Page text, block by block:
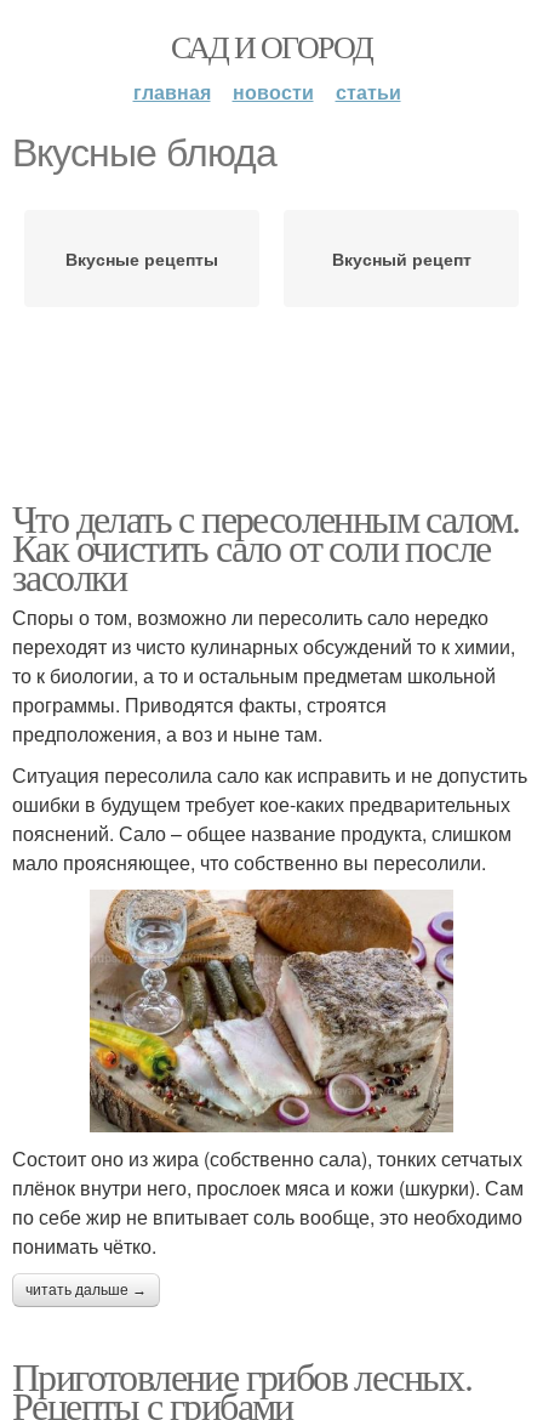
САД И ОГОРОД
главная новости статьи
Вкусные блюда
Вкусные рецепты Вкусный рецепт
Что делать с пересоленным салом.
Как очистить сало от соли после
засолки
Споры о том, возможно ли пересолить сало нередко
переходят из чисто кулинарных обсуждений то к химии,
то к биологии, а то и остальным предметам школьной
программы. Приводятся факты, строятся
предположения, а воз и ныне там.
Ситуация пересолила сало как исправить и не допустить
ошибки в будущем требует кое-каких предварительных
пояснений. Сало – общее название продукта, слишком
мало проясняющее, что собственно вы пересолили.
Состоит оно из жира (собственно сала), тонких сетчатых
плёнок внутри него, прослоек мяса и кожи (шкурки). Сам
по себе жир не впитывает соль вообще, это необходимо
понимать чётко.
читать дальше →
Приготовление грибов лесных.
Рецепты с грибами